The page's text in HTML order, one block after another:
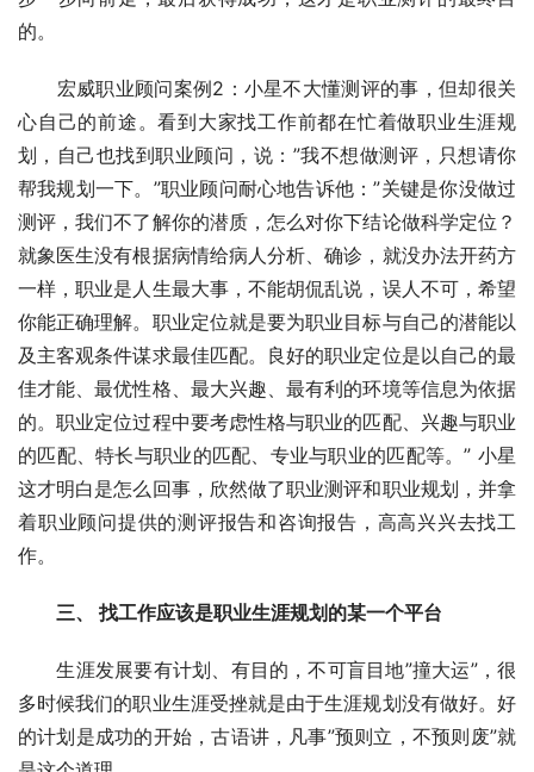
的。
宏威职业顾问案例2：小星不大懂测评的事，但却很关
心自己的前途。看到大家找工作前都在忙着做职业生涯规
划，自己也找到职业顾问，说：”我不想做测评，只想请你
帮我规划一下。”职业顾问耐心地告诉他：”关键是你没做过
测评，我们不了解你的潜质，怎么对你下结论做科学定位？
就象医生没有根据病情给病人分析、确诊，就没办法开药方
一样，职业是人生最大事，不能胡侃乱说，误人不可，希望
你能正确理解。职业定位就是要为职业目标与自己的潜能以
及主客观条件谋求最佳匹配。良好的职业定位是以自己的最
佳才能、最优性格、最大兴趣、最有利的环境等信息为依据
的。职业定位过程中要考虑性格与职业的匹配、兴趣与职业
的匹配、特长与职业的匹配、专业与职业的匹配等。” 小星
这才明白是怎么回事，欣然做了职业测评和职业规划，并拿
着职业顾问提供的测评报告和咨询报告，高高兴兴去找工
作。
三、 找工作应该是职业生涯规划的某一个平台
生涯发展要有计划、有目的，不可盲目地”撞大运”，很
多时候我们的职业生涯受挫就是由于生涯规划没有做好。好
的计划是成功的开始，古语讲，凡事”预则立，不预则废”就